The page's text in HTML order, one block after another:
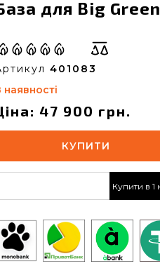
для Big
401083
наявності
47 900 грн.
КУПИТИ
Купити в 1